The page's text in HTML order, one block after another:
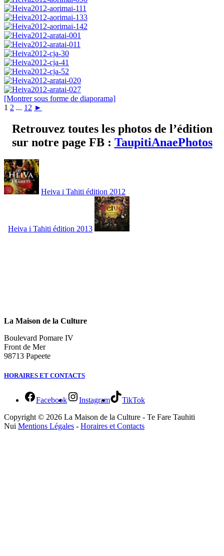
[Montrer sous forme de diaporama]
1 2 ... 12 ►
Retrouvez toutes les photos de l’édition
sur notre page FB : TaupitiAnaePhotos
Heiva i Tahiti édition 2012
Heiva i Tahiti édition 2013
La Maison de la Culture
Boulevard Pomare IV
Front de Mer
98713 Papeete
HORAIRES ET CONTACTS
Facebook Instagram
TikTok
Copyright © 2026 La Maison de la Culture - Te Fare Tauhiti
Nui Mentions Légales - Horaires et Contacts